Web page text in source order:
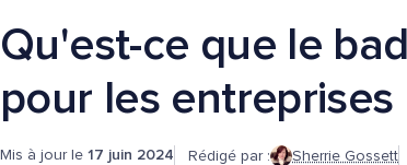
Qu'est-ce que le
pour les entreprises
Mis à jour le 17 juin 2024 Rédigé par : Sherrie Gossett